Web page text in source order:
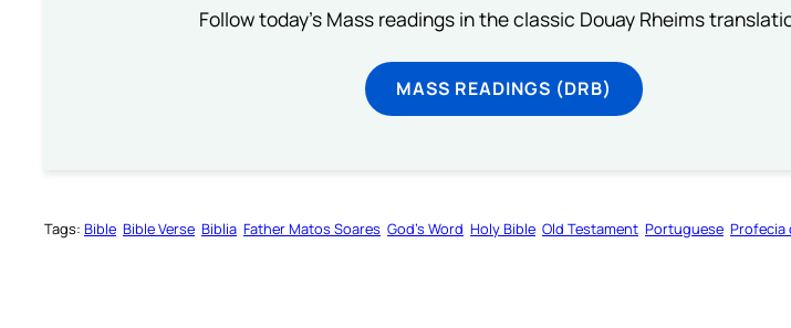
Follow today's Mass readings in the classic Douay Rheims
MASS READINGS (DRB)
Tags: Bible Bible Verse Biblia Father Matos Soares God’s Word Holy Bible Old Testament Portuguese Profecia